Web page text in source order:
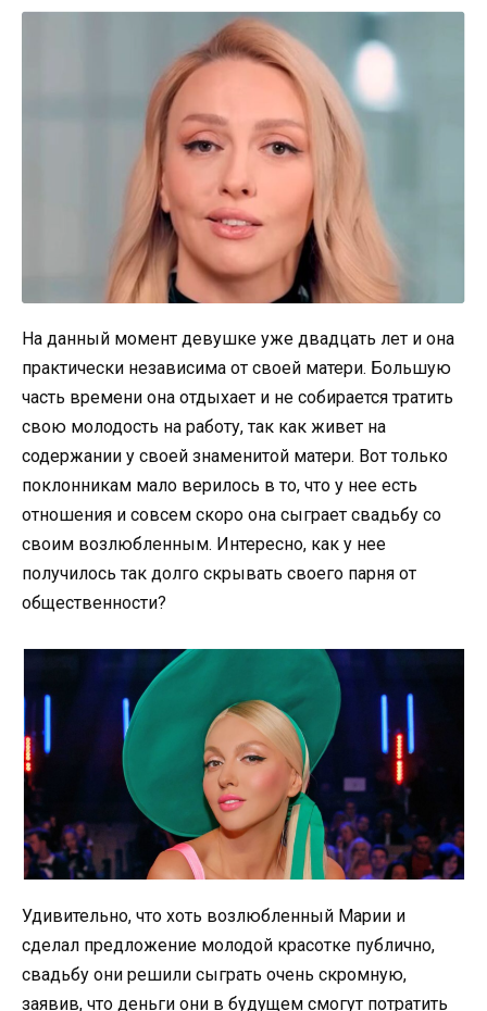
На данный момент девушке уже двадцать лет и она
практически независима от своей матери. Большую
часть времени она отдыхает и не собирается тратить
свою молодость на работу, так как живет на
содержании у своей знаменитой матери. Вот только
поклонникам мало верилось в то, что у нее есть
отношения и совсем скоро она сыграет свадьбу со
своим возлюбленным. Интересно, как у нее
получилось так долго скрывать своего парня от
общественности?
Удивительно, что хоть возлюбленный Марии и
сделал предложение молодой красотке публично,
свадьбу они решили сыграть очень скромную,
заявив, что деньги они в будущем смогут потратить